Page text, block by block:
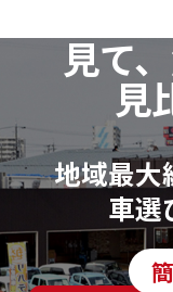
見て
見
地域最大
車選